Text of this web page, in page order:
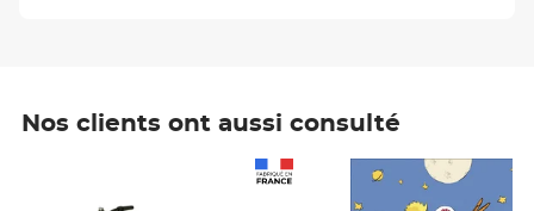
Nos clients ont aussi consulté
Prix 7,50€